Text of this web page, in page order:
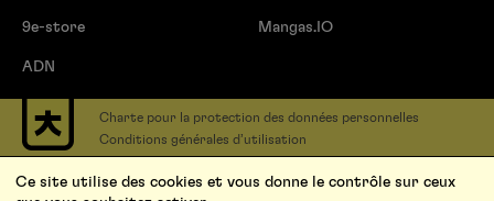
9e-store
ADN
Mangas.IO
Charte pour la protection des données personnelles
Conditions générales d’utilisation
Soumettre un projet
Ce site utilise des cookies et vous donne le contrôle sur ceux